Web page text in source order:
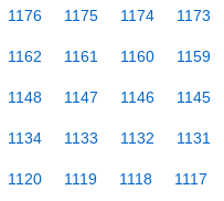
1176 1175 1174 1173
1162 1161 1160 1159
1148 1147 1146 1145
1134 1133 1132 1131
1120 1119 1118 1117